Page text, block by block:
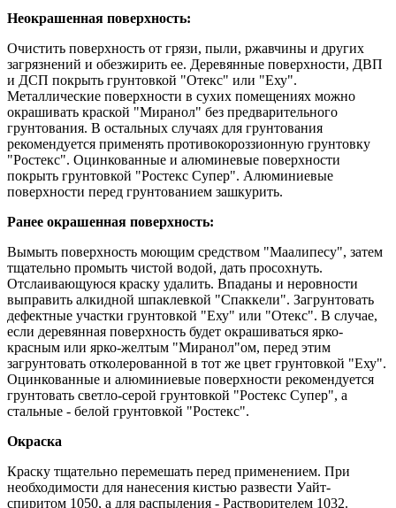
Неокрашенная поверхность:
Очистить поверхность от грязи, пыли, ржавчины и других
загрязнений и обезжирить ее. Деревянные поверхности, ДВП
и ДСП покрыть грунтовкой "Отекс" или "Еху".
Металлические поверхности в сухих помещениях можно
окрашивать краской "Миранол" без предварительного
грунтования. В остальных случаях для грунтования
рекомендуется применять противокороззионную грунтовку
"Ростекс". Оцинкованные и алюминевые поверхности
покрыть грунтовкой "Ростекс Супер". Алюминиевые
поверхности перед грунтованием зашкурить.
Ранее окрашенная поверхность:
Вымыть поверхность моющим средством "Маалипесу", затем
тщательно промыть чистой водой, дать просохнуть.
Отслаивающуюся краску удалить. Впаданы и неровности
выправить алкидной шпаклевкой "Спаккели". Загрунтовать
дефектные участки грунтовкой "Еху" или "Отекс". В случае,
если деревянная поверхность будет окрашиваться ярко-
красным или ярко-желтым "Миранол"ом, перед этим
загрунтовать отколерованной в тот же цвет грунтовкой "Еху".
Оцинкованные и алюминиевые поверхности рекомендуется
грунтовать светло-серой грунтовкой "Ростекс Супер", а
стальные - белой грунтовкой "Ростекс".
Окраска
Краску тщательно перемешать перед применением. При
необходимости для нанесения кистью развести Уайт-
спиритом 1050, а для распыления - Растворителем 1032.